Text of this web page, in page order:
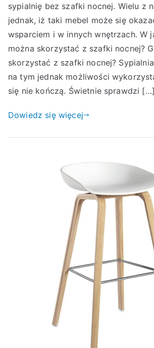
sypialnię bez szafki nocnej. Wielu z
jednak, iż taki mebel może się
wsparciem i w innych wnętrzach. W
można skorzystać z szafki nocnej?
skorzystać z szafki nocnej?
na tym jednak możliwości
się nie kończą. Świetnie sprawdzi […]
Dowiedz się więcej